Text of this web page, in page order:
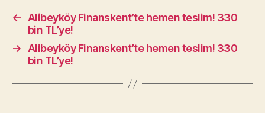
←
Alibeyköy Finanskent’te hemen teslim! 330
bin TL’ye!
→
Alibeyköy Finanskent’te hemen teslim! 330
bin TL’ye!